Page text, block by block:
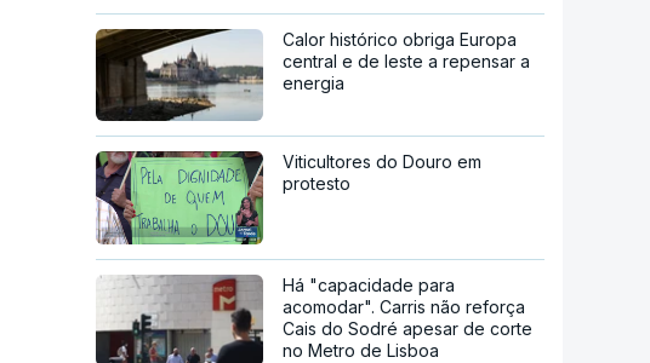
Calor histórico obriga Europa
central e de leste a repensar a
energia
Viticultores do Douro em
protesto
Há "capacidade para
acomodar". Carris não reforça
Cais do Sodré apesar de corte
no Metro de Lisboa